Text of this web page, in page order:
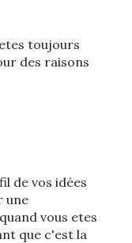
toujours
des raisons
de vos idées
une
vous etes
que c'est la